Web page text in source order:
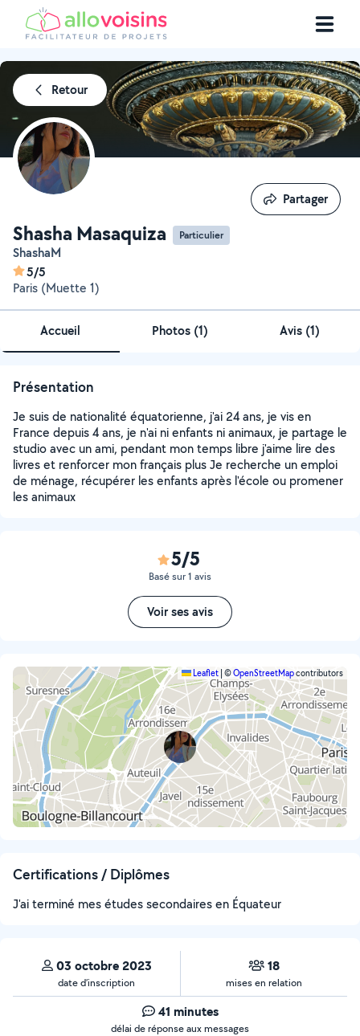
Retour
Shasha Masaquiza Particulier
ShashaM
5/5
Paris (Muette 1)
Partager
Partager
Accueil Photos (1) Avis (1)
Présentation
Je suis de nationalité équatorienne, j'ai 24 ans, je vis en
France depuis 4 ans, je n'ai ni enfants ni animaux, je partage le
studio avec un ami, pendant mon temps libre j'aime lire des
livres et renforcer mon français plus Je recherche un emploi
de ménage, récupérer les enfants après l'école ou promener
les animaux
5/5
Basé sur 1 avis
Voir ses avis
Leaflet ©OpenStreetMapcontributors
Certifications / Diplômes
J'ai terminé mes études secondaires en Équateur
03 octobre 2023
date d’inscription
18
mises en relation
41 minutes
délai de réponse aux messages